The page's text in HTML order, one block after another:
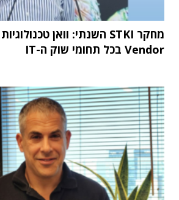
Vendor בכל תחומי שוק ה-IT